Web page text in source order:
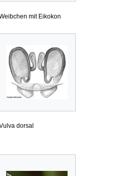
mit Eikokon
dorsal